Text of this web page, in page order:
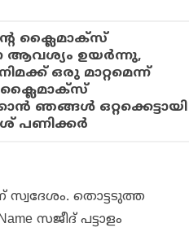
ക്ലൈമാക്‌സ്
ആവശ്യം ഉയര്‍ന്നു,
ഒരു മാറ്റമെന്ന്
ക്ലൈമാക്‌സ്
ഞങ്ങള്‍ ഒറ്റക്കെട്ടായി
പണിക്കര്‍
തൊട്ടടുത്ത
സജീദ് പട്ടാളം